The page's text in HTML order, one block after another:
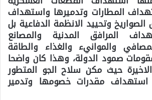
المطارات وتدميرها واستهداف
وتحييد الانظمة الدفاعية بل
المرافق المدنية والمصانع
والموانيء والغذاء والطاقة
صمود الدولة، وهذا كان واضحا
حيث مكن سلاح الجو المتطور
استهداف مقدرات خصومها وتدمير